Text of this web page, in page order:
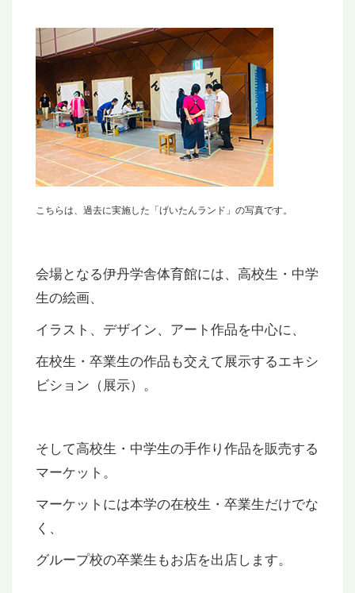
こちらは、過去に実施した「げいたんランド」の写真です。
会場となる伊丹学舎体育館には、高校生・中学
生の絵画、
イラスト、デザイン、アート作品を中心に、
在校生・卒業生の作品も交えて展示するエキシ
ビション（展示）。
そして高校生・中学生の手作り作品を販売する
マーケット。
マーケットには本学の在校生・卒業生だけでな
く、
グループ校の卒業生もお店を出店します。